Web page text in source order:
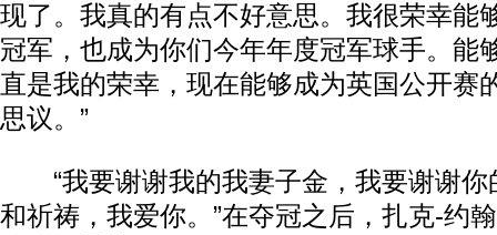
现了。我真的有点不好意思。我很荣幸能
冠军，也成为你们今年年度冠军球手。能
直是我的荣幸，现在能够成为英国公开赛
思议。”
“我要谢谢我的我妻子金，我要谢谢你
和祈祷，我爱你。”在夺冠之后，扎克-约